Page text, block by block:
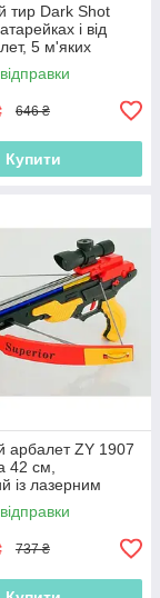
тир Dark Shot
і від
5 м'яких
646 ₴
Купити
арбалет ZY 1907
42 см,
із лазерним
737 ₴